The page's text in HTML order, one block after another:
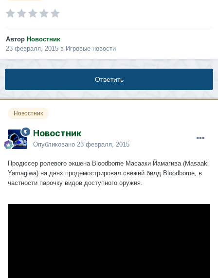
Автор Новостник
23 февраля, 2015 в Игровые новости
Ответить
Новостник
Новостник
Опубликовано 23 февраля, 2015
Продюсер ролевого экшена Bloodborne Масааки Йамагива (Masaaki
Yamagiwa) на днях продемострировал свежий билд Bloodborne, в
частности парочку видов доступного оружия.